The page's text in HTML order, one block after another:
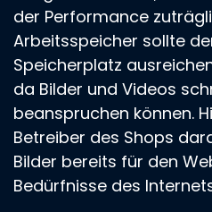
der Performance
Arbeitsspeicher sollte
Speicherplatz
da Bilder und Videos
beanspruchen können.
Betreiber des Shops
Bilder bereits für den
Bedürfnisse des